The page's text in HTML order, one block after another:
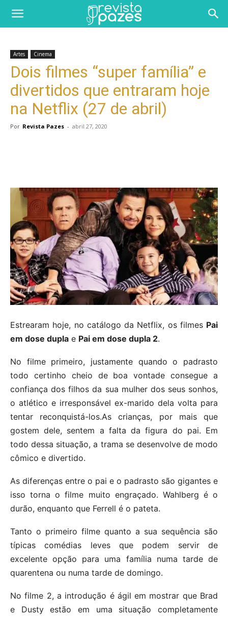
Artes Cinema
Dois filmes “super família” e
divertidos que entraram hoje
na Netflix (27 de abril)
Por Revista Pazes - abril 27, 2020
Estrearam hoje, no catálogo da Netflix, os filmes Pai
em dose dupla e Pai em dose dupla 2.
No filme primeiro, justamente quando o padrasto
todo certinho cheio de boa vontade consegue a
confiança dos filhos da sua mulher dos seus sonhos,
o atlético e irresponsável ex-marido dela volta para
tentar reconquistá-los.As crianças, por mais que
gostem dele, sentem a falta da figura do pai. Em
todo dessa situação, a trama se desenvolve de modo
cômico e divertido.
As diferenças entre o pai e o padrasto são gigantes e
isso torna o filme muito engraçado. Wahlberg é o
durão, enquanto que Ferrell é o pateta.
Tanto o primeiro filme quanto a sua sequência são
típicas comédias leves que podem servir de
excelente opção para uma família numa tarde de
quarentena ou numa tarde de domingo.
No filme 2, a introdução é ágil em mostrar que Brad
e Dusty estão em uma situação completamente